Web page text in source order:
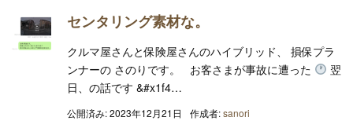
センタリング素材な。
クルマ屋さんと保険屋さんのハイブリッド、 損保プラ
ンナーの さのりです。 お客さまが事故に遭った
翌
日、の話です &#x1f4…
公開済み: 2023年12月21日 作成者:sanori